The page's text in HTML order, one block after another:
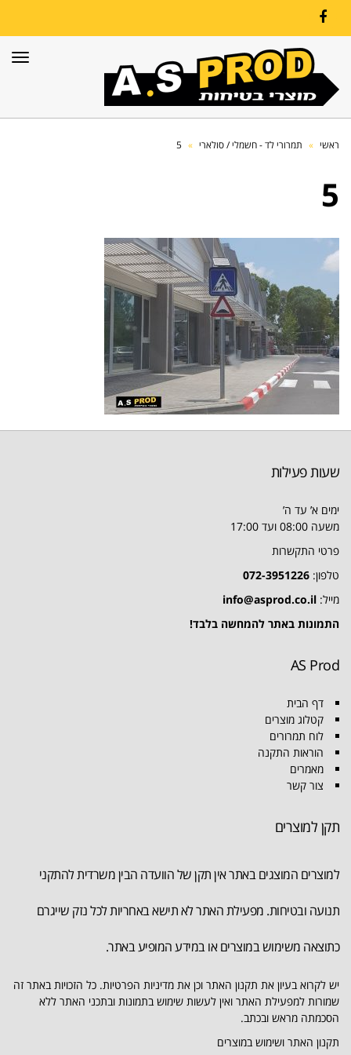
Facebook
ראשי » תמרורי לד - חשמלי / סולארי »
5
5
שעות פעילות
ימים א’ עד ה’
משעה 08:00 ועד 17:00
פרטי התקשרות
טלפון: 072-3951226
מייל: info@asprod.co.il
התמונות באתר להמחשה בלבד!
AS Prod
דף הבית
קטלוג מוצרים
לוח תמרורים
הוראות התקנה
מאמרים
צור קשר
תקן למוצרים
למוצרים המוצגים באתר אין תקן של הוועדה הבין משרדית להתקני
תנועה ובטיחות. מפעילת האתר לא תישא באחריות לכל נזק שייגרם
כתוצאה משימוש במוצרים או במידע המופיע באתר.
יש לקרוא בעיון את תקנון האתר וכן את מדיניות הפרטיות. כל הזכויות באתר זה
שמורות למפעילת האתר ואין לעשות שימוש בתמונות ובתכני האתר ללא
הסכמתה מראש ובכתב.
תקנון האתר ושימוש במוצרים